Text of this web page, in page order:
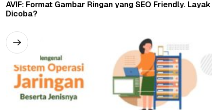
AVIF: Format Gambar Ringan yang SEO Friendly. Layak
Dicoba?